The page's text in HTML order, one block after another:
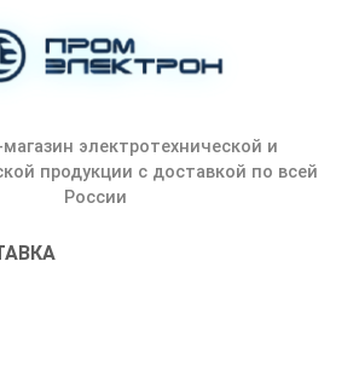
электротехнической и
продукции с доставкой по всей
России